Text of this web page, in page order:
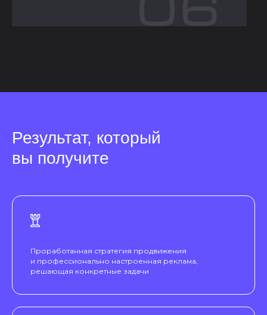
Результат, который
вы получите
Проработанная стратегия продвижения
и профессионально настроенная реклама,
решающая конкретные задачи